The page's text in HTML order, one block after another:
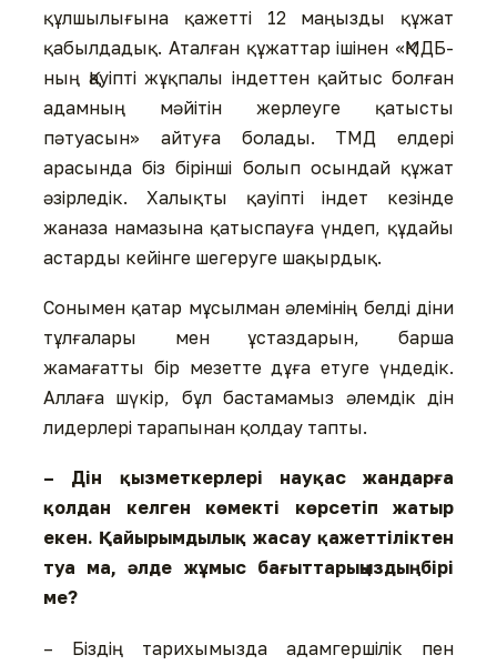
құлшылығына қажетті 12 ма­ңызды құжат
қабылдадық. Аталған құжаттар ішінен «ҚМДБ-
ның Қауіпті жұқпалы індеттен қайтыс болған
адамның мәйітін жерлеуге қатысты
пәтуасын» айтуға болады. ТМД елдері
арасында біз бірінші болып осындай құжат
әзірледік. Халықты қауіпті індет кезінде
жаназа намазына қатыспауға үндеп, құдайы
астарды кейінге шегеруге шақырдық.
Сонымен қатар мұсылман әлемінің белді діни
тұлғалары мен ұстаздарын, барша
жамағатты бір мезетте дұға етуге үндедік.
Аллаға шүкір, бұл бастамамыз әлемдік дін
лидерлері тарапынан қолдау тапты.
– Дін қызметкерлері нау­қас жандарға
қолдан келген көмекті көрсетіп жатыр
екен. Қайырымдылық жасау қажет­ті­ліктен
туа ма, әлде жұмыс бағыт­тарыңыздың бірі
ме?
– Біздің тарихымызда адам­гер­шілік пен